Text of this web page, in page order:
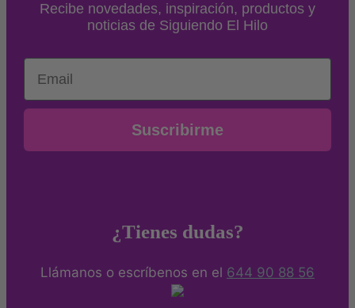
Recibe novedades, inspiración, productos y
noticias de Siguiendo El Hilo
Email
Suscribirme
¿Tienes dudas?
Llámanos o escríbenos en el 644 90 88 56